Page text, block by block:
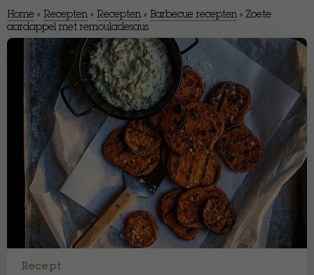
Home » Recepten » Recepten » Barbecue recepten » Zoete
aardappel met remouladesaus
Recept